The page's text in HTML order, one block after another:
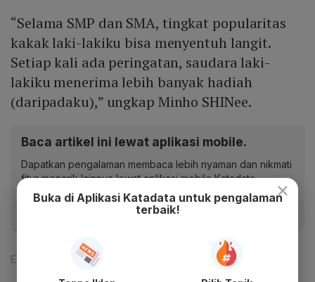
“Selama SMP dan SMA, tingkat popularitas
kakak laki-lakiku bisa menyentuh langit.
Setiap kali ada peringatan, saudara laki-
lakiku menerima lebih banyak hadiah
(daripadaku),” ungkap Minho SHINee.
Baca artikel ini lewat aplikasi mobile.
Dapatkan pengalaman membaca lebih nyaman dan nikmati
fitur menarik lainnya lewat aplikasi mobile Katadata.
Editor: Maria Margaretha
×
Buka di Aplikasi Katadata untuk pengalaman
terbaik!